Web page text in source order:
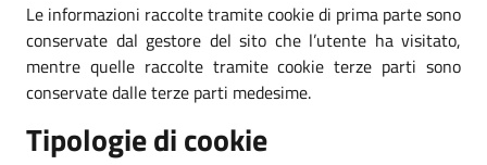
Le informazioni raccolte tramite cookie di prima parte sono
conservate dal gestore del sito che l’utente ha visitato,
mentre quelle raccolte tramite cookie terze parti sono
conservate dalle terze parti medesime.
Tipologie di cookie